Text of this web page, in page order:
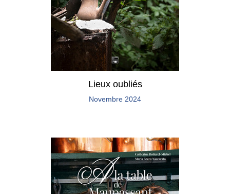
Lieux oubliés
Novembre 2024